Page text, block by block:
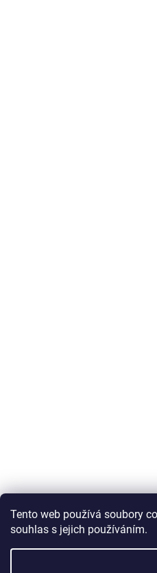
Tento web používá soubory
souhlas s jejich používáním.